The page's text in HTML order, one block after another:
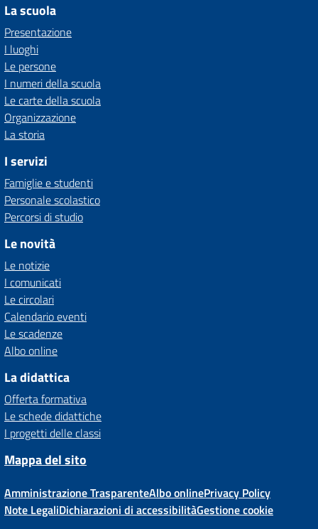
La scuola
Presentazione
I luoghi
Le persone
I numeri della scuola
Le carte della scuola
Organizzazione
La storia
I servizi
Famiglie e studenti
Personale scolastico
Percorsi di studio
Le novità
Le notizie
I comunicati
Le circolari
Calendario eventi
Le scadenze
Albo online
La didattica
Offerta formativa
Le schede didattiche
I progetti delle classi
Mappa del sito
Amministrazione TrasparenteAlbo onlinePrivacy Policy
Note LegaliDichiarazioni di accessibilitàGestione cookie